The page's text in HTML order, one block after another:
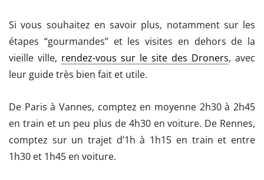
Si vous souhaitez en savoir plus, notamment sur les
étapes “gourmandes” et les visites en dehors de la
vieille ville, rendez-vous sur le site des Droners, avec
leur guide très bien fait et utile.
De Paris à Vannes, comptez en moyenne 2h30 à 2h45
en train et un peu plus de 4h30 en voiture. De Rennes,
comptez sur un trajet d’1h à 1h15 en train et entre
1h30 et 1h45 en voiture.